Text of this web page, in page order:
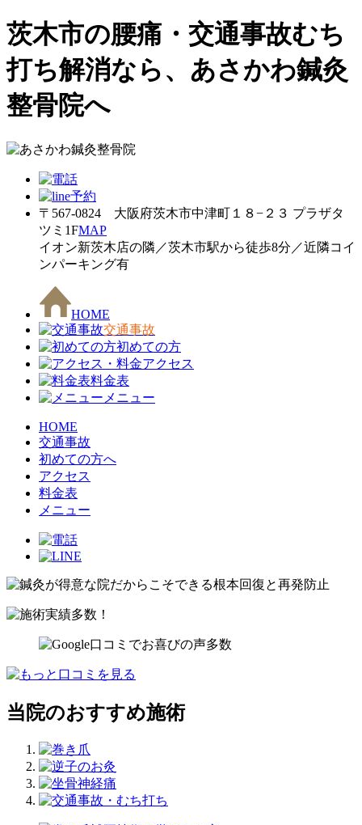
茨木市の腰痛・交通事故むち
打ち解消なら、あさかわ鍼灸
整骨院へ
〒567-0824 大阪府茨木市中津町１８−２３ プラザタ
ツミ1FMAP
イオン新茨木店の隣／茨木市駅から徒歩8分／近隣コイ
ンパーキング有
HOME
交通事故
初めての方
アクセス
料金表
メニュー
HOME
交通事故
初めての方へ
アクセス
料金表
メニュー
当院のおすすめ施術